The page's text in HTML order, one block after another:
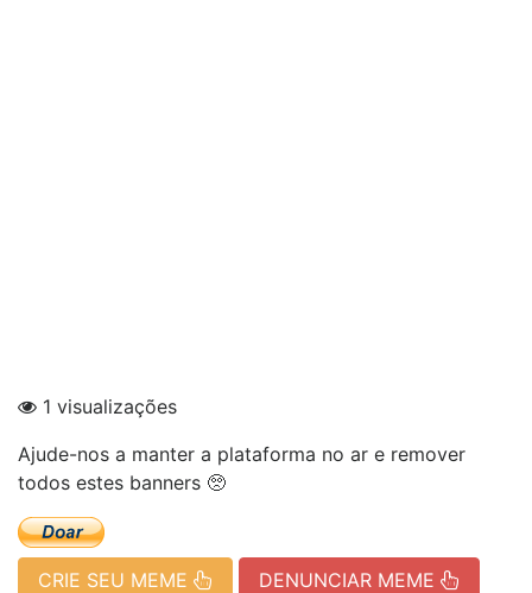
1 visualizações
Ajude-nos a manter a plataforma no ar e remover
todos estes banners 🥺
CRIE SEU MEME DENUNCIAR MEME